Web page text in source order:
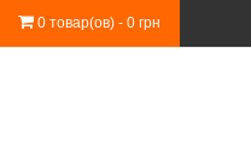
0 товар(ов) - 0 грн